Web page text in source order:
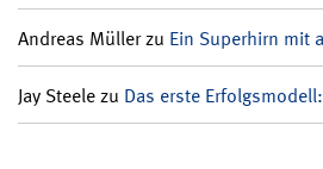
Andreas Müllerzu Ein Superhirn mit
Jay Steelezu Das erste